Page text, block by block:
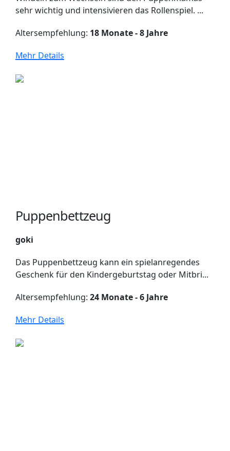
sehr wichtig und intensivieren das Rollenspiel. ...
Altersempfehlung: 18 Monate - 8 Jahre
Mehr Details
Puppenbettzeug
goki
Das Puppenbettzeug kann ein spielanregendes
Geschenk für den Kindergeburtstag oder Mitbri...
Altersempfehlung: 24 Monate - 6 Jahre
Mehr Details